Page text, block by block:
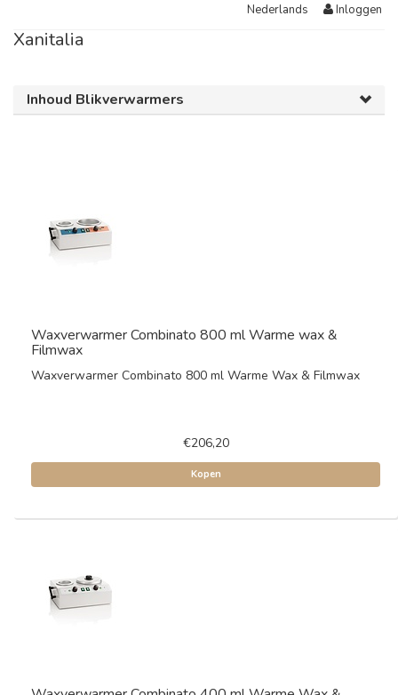
Nederlands Inloggen
Xanitalia
Inhoud Blikverwarmers
Waxverwarmer Combinato 800 ml Warme wax &
Filmwax
Waxverwarmer Combinato 800 ml Warme Wax & Filmwax
€206,20
Kopen